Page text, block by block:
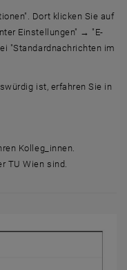
Dort klicken Sie auf
Einstellungen" → "E-
"Standardnachrichten im
ist, erfahren Sie in
eine externe URL in einem
Kolleg_innen.
TU Wien sind.